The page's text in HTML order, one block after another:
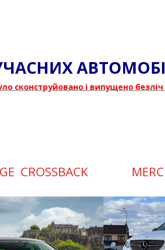
сконструйовано і випущено
CROSSBACK